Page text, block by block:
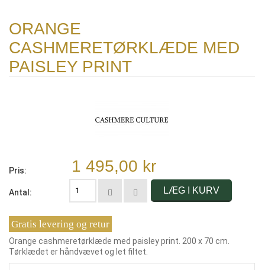
ORANGE
CASHMERETØRKLÆDE MED
PAISLEY PRINT
Pris: 1 495,00 kr
Antal: LÆG I KURV
Gratis levering og retur
Orange cashmeretørklæde med paisley print. 200 x 70 cm.
Tørklædet er håndvævet og let filtet.